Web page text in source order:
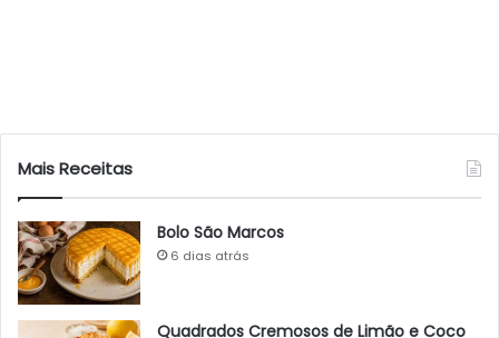
Mais Receitas
Bolo São Marcos
6 dias atrás
Quadrados Cremosos de Limão e Coco